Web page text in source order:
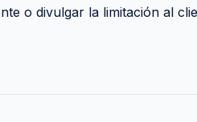
o divulgar la limitación al